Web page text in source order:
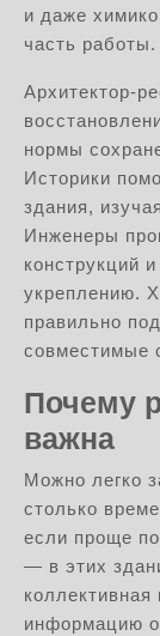
и даже
часть работы.
Архитектор-
нормы
Историки
здания,
Инженеры
конструкций
укреплению.
правильно
совместимые
Почему
важна
Можно легко
столько
если проще
— в этих
информацию